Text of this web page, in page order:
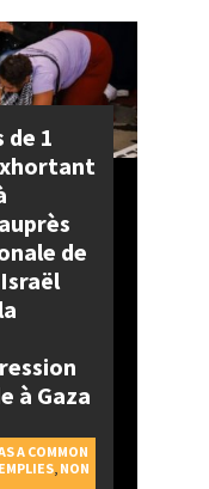
de 1
de
à Gaza
A COMMON
, NON